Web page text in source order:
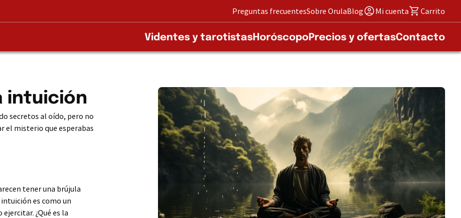
Preguntas frecuentesSobre OrulaBlog Mi cuenta Carrito
Videntes y tarotistasHoróscopoPrecios y ofertasContacto
intuición
secretos al oído, pero no
el misterio que esperabas
tener una brújula
es como un
¿Qué es la